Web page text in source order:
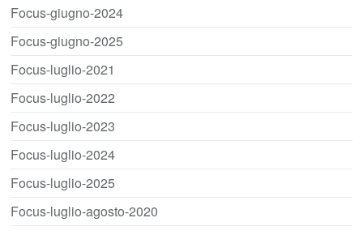
Focus-giugno-2024
Focus-giugno-2025
Focus-luglio-2021
Focus-luglio-2022
Focus-luglio-2023
Focus-luglio-2024
Focus-luglio-2025
Focus-luglio-agosto-2020